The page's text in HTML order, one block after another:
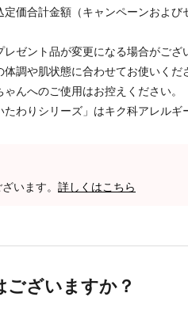
価合計金額（キャンペーンおよ
ゼント品が変更になる場合がござ
調や肌状態に合わせてお使いく
んへのご使用はお控えください。
わりシリーズ」はキク科アレルギ
います。 詳しくはこちら
ざいますか？